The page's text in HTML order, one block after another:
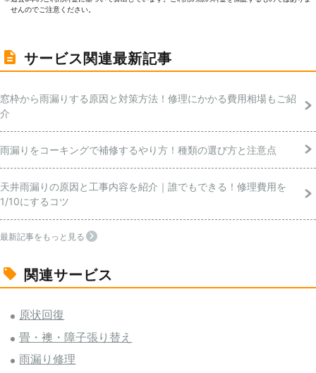
せんのでご注意ください。
サービス関連最新記事
窓枠から雨漏りする原因と対策方法！修理にかかる費用相場もご紹
介
雨漏りをコーキングで補修するやり方！種類の選び方と注意点
天井雨漏りの原因と工事内容を紹介｜誰でもできる！修理費用を
1/10にするコツ
最新記事をもっと見る
関連サービス
原状回復
畳・襖・障子張り替え
雨漏り修理